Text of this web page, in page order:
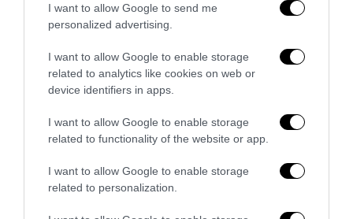
I want to allow Google to send me
personalized advertising.
I want to allow Google to enable storage
related to analytics like cookies on web or
device identifiers in apps.
I want to allow Google to enable storage
related to functionality of the website or app.
I want to allow Google to enable storage
related to personalization.
La sinistra è così serva delle toghe da odiare persino il
5 Agosto 2026